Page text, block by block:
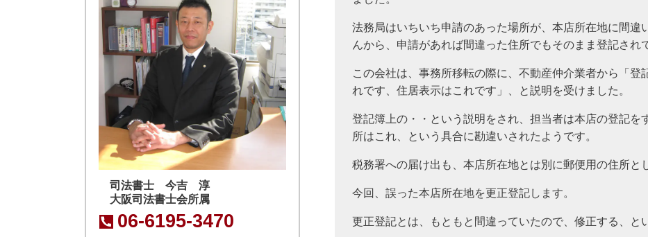
法務局はいちいち申請のあった場所が、本店所在地に間違
んから、申請があれば間違った住所でもそのまま登記され
この会社は、事務所移転の際に、不動産仲介業者から「登
れです、住居表示はこれです」、と説明を受けました。
登記簿上の・・という説明をされ、担当者は本店の登記を
所はこれ、という具合に勘違いされたようです。
税務署への届け出も、本店所在地とは別に郵便用の住所と
今回、誤った本店所在地を更正登記します。
更正登記とは、もともと間違っていたので、修正する、と
司法書士 今吉 淳
大阪司法書士会所属
06-6195-3470